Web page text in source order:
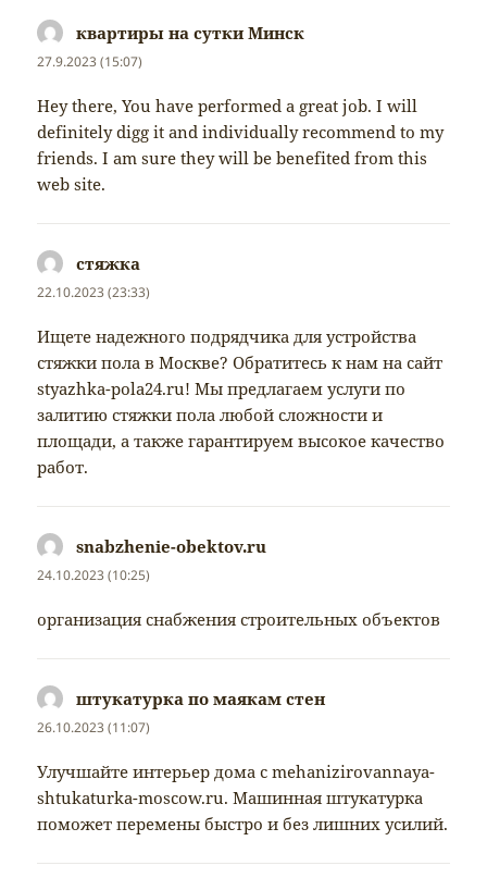
квартиры на сутки Минск
27.9.2023 (15:07)
Hey there, You have performed a great job. I will
definitely digg it and individually recommend to my
friends. I am sure they will be benefited from this
web site.
стяжка
22.10.2023 (23:33)
Ищете надежного подрядчика для устройства
стяжки пола в Москве? Обратитесь к нам на сайт
styazhka-pola24.ru! Мы предлагаем услуги по
залитию стяжки пола любой сложности и
площади, а также гарантируем высокое качество
работ.
snabzhenie-obektov.ru
24.10.2023 (10:25)
организация снабжения строительных объектов
штукатурка по маякам стен
26.10.2023 (11:07)
Улучшайте интерьер дома с mehanizirovannaya-
shtukaturka-moscow.ru. Машинная штукатурка
поможет перемены быстро и без лишних усилий.